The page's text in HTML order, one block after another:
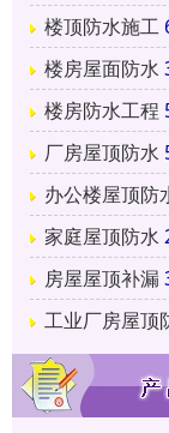
楼顶防水施工
楼房屋面防水
楼房防水工程
厂房屋顶防水
办公楼屋顶防
家庭屋顶防水
房屋屋顶补漏
工业厂房屋顶